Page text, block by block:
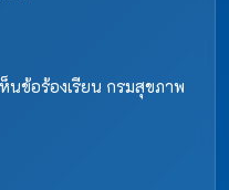
นข้อร้องเรียน กรมสุขภาพ